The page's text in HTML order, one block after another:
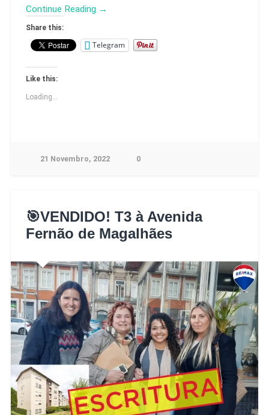
Continue Reading →
Share this:
Telegram
Like this:
Loading...
21 Novembro, 2022 0
🎯VENDIDO! T3 à Avenida
Fernão de Magalhães